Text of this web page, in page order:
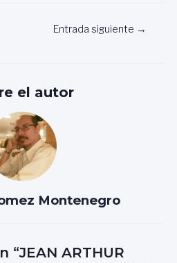
Entrada siguiente →
el autor
Montenegro
ARTHUR